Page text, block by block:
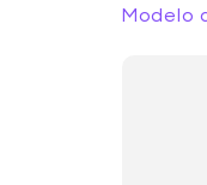
Modelo